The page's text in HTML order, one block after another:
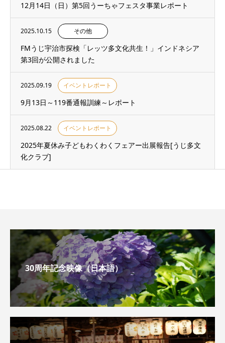
12月14日（日）第5回うーちゃフェスタ事業レポート
2025.10.15 その他
FMうじ宇治市探検「レッツ多文化共生！」インドネシア
第3回が公開されました
2025.09.19 イベントレポート
9月13日～119番通報訓練～レポート
2025.08.22 イベントレポート
2025年夏休み子どもわくわくフェアー出展報告[うじ多文
化クラブ]
30周年記念映像（日本語）